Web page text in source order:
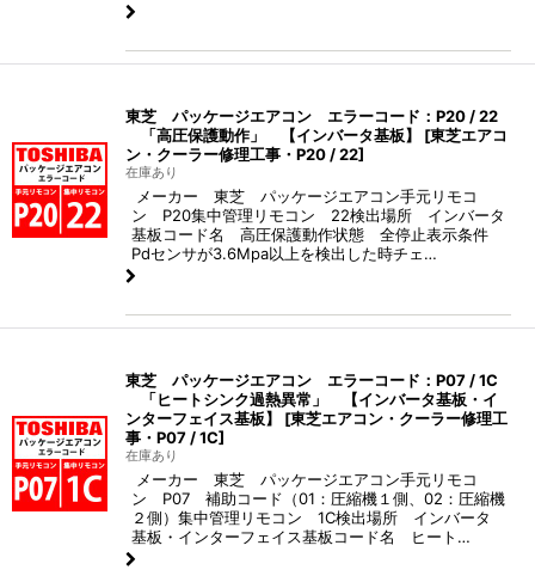
東芝 パッケージエアコン エラーコード：P20 / 22
「高圧保護動作」 【インバータ基板】
[東芝エアコ
ン・クーラー修理工事・P20 / 22]
在庫あり
メーカー 東芝 パッケージエアコン手元リモコ
ン P20集中管理リモコン 22検出場所 インバータ
基板コード名 高圧保護動作状態 全停止表示条件
Pdセンサが3.6Mpa以上を検出した時チェ…
東芝 パッケージエアコン エラーコード：P07 / 1C
「ヒートシンク過熱異常」 【インバータ基板・イ
ンターフェイス基板】
[東芝エアコン・クーラー修理工
事・P07 / 1C]
在庫あり
メーカー 東芝 パッケージエアコン手元リモコ
ン P07 補助コード（01：圧縮機１側、02：圧縮機
２側）集中管理リモコン 1C検出場所 インバータ
基板・インターフェイス基板コード名 ヒート…